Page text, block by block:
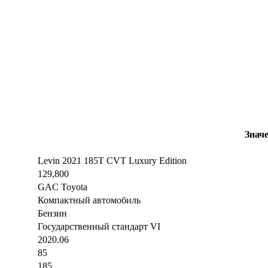
Levin 2021 185T CVT Luxury Edition
129,800
GAC Toyota
Компактный автомобиль
Бензин
Государственный стандарт VI
2020.06
85
185